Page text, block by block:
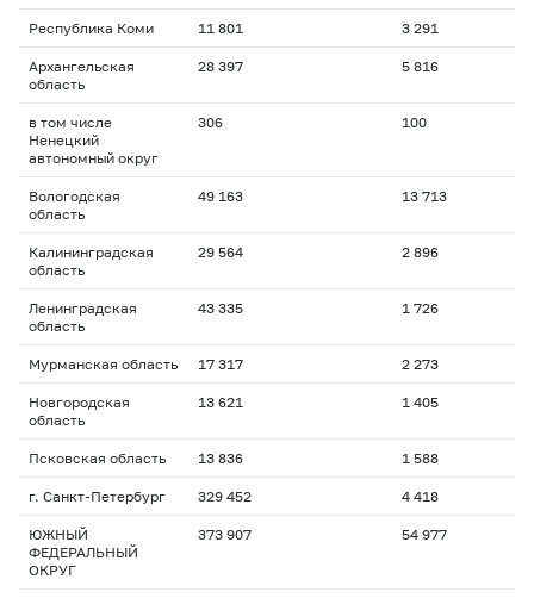
Республика Коми 11 801 3 291
Архангельская
область
28 397 5 816
в том числе
Ненецкий
автономный округ
306 100
Вологодская
область
49 163 13 713
Калининградская
область
29 564 2 896
Ленинградская
область
43 335 1 726
Мурманская область 17 317 2 273
Новгородская
область
13 621 1 405
Псковская область 13 836 1 588
г. Санкт-Петербург 329 452 4 418
ЮЖНЫЙ
ФЕДЕРАЛЬНЫЙ
ОКРУГ
373 907 54 977